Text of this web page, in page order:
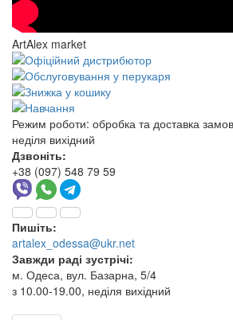
ArtAlex market
Режим роботи: обробка та доставка
неділя вихідний
Дзвоніть:
+38 (097) 548 79 59
Пишіть:
artalex_odessa@ukr.net
Завжди раді зустрічі:
м. Одеса, вул. Базарна, 5/4
з 10.00-19.00, неділя вихідний